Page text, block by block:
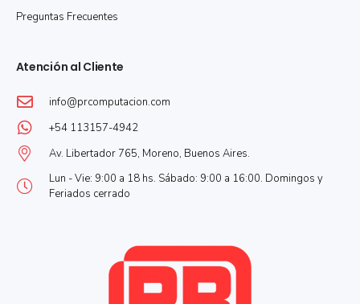
Preguntas Frecuentes
Atención al Cliente
info@prcomputacion.com
+54 113157-4942
Av. Libertador 765, Moreno, Buenos Aires.
Lun - Vie: 9:00 a 18 hs. Sábado: 9:00 a 16:00. Domingos y
Feriados cerrado